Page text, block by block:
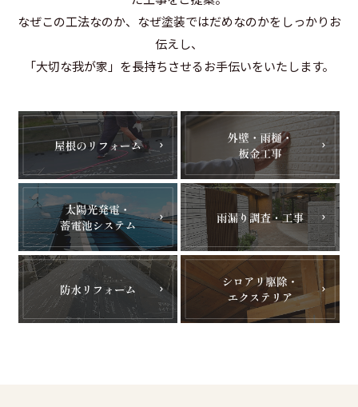
なぜこの工法なのか、なぜ塗装ではだめなのかをしっかりお
伝えし、
「大切な我が家」を長持ちさせるお手伝いをいたします。